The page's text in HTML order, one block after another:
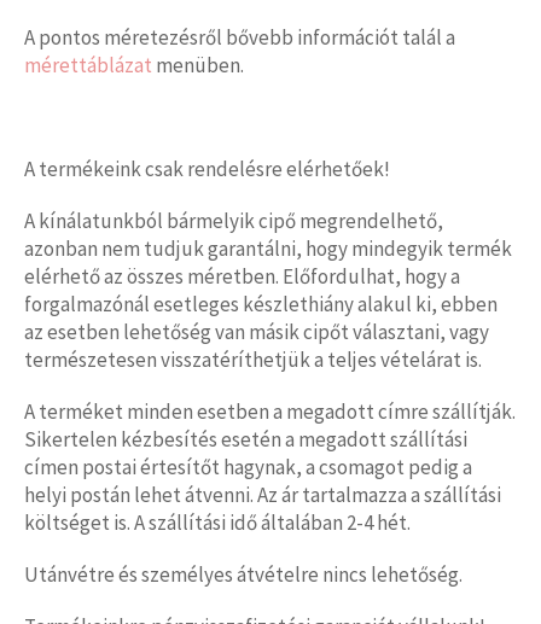
A pontos méretezésről bővebb információt talál a
mérettáblázat menüben.
A termékeink csak rendelésre elérhetőek!
A kínálatunkból bármelyik cipő megrendelhető,
azonban nem tudjuk garantálni, hogy mindegyik termék
elérhető az összes méretben. Előfordulhat, hogy a
forgalmazónál esetleges készlethiány alakul ki, ebben
az esetben lehetőség van másik cipőt választani, vagy
természetesen visszatéríthetjük a teljes vételárat is.
A terméket minden esetben a megadott címre szállítják.
Sikertelen kézbesítés esetén a megadott szállítási
címen postai értesítőt hagynak, a csomagot pedig a
helyi postán lehet átvenni. Az ár tartalmazza a szállítási
költséget is. A szállítási idő általában 2-4 hét.
Utánvétre és személyes átvételre nincs lehetőség.